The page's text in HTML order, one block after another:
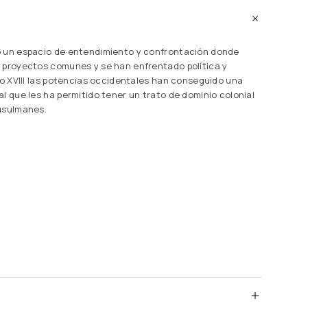
espacio de entendimiento y confrontación donde
comunes y se han enfrentado política y
XVIII las potencias occidentales han conseguido una
que les ha permitido tener un trato de dominio colonial